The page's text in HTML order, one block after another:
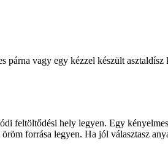
vagy egy kézzel készült
feltöltődési hely legyen. Egy
forrása legyen. Ha jól választasz